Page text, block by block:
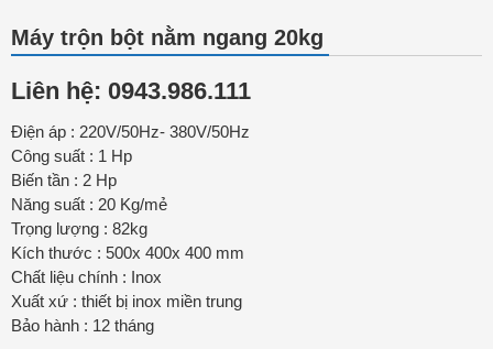
Máy trộn bột nằm ngang 20kg
Liên hệ: 0943.986.111
Điện áp : 220V/50Hz- 380V/50Hz
Công suất : 1 Hp
Biến tần : 2 Hp
Năng suất : 20 Kg/mẻ
Trọng lượng : 82kg
Kích thước : 500x 400x 400 mm
Chất liệu chính : Inox
Xuất xứ : thiết bị inox miền trung
Bảo hành : 12 tháng